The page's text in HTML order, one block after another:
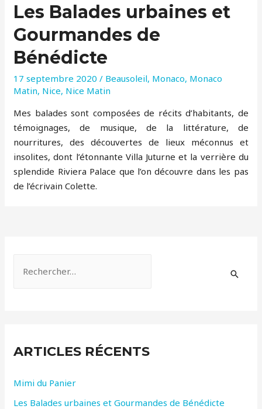
Les Balades urbaines et
Gourmandes de
Bénédicte
17 septembre 2020 / Beausoleil, Monaco, Monaco
Matin, Nice, Nice Matin
Mes balades sont composées de récits d’habitants, de
témoignages, de musique, de la littérature, de
nourritures, des découvertes de lieux méconnus et
insolites, dont l’étonnante Villa Juturne et la verrière du
splendide Riviera Palace que l’on découvre dans les pas
de l’écrivain Colette.
r
h
e
ARTICLES RÉCENTS
Mimi du Panier
Les Balades urbaines et Gourmandes de Bénédicte